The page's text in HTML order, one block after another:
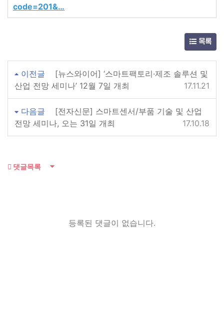
code=201&…
목록
이전글
[뉴스와이어] ‘스마트팩토리·제조 솔루션 및
산업 전망 세미나’ 12월 7일 개최
17.11.21
다음글
[전자신문] 스마트센서/부품 기술 및 산업
전망 세미나, 오는 31일 개최
17.10.18
댓글목록
등록된 댓글이 없습니다.